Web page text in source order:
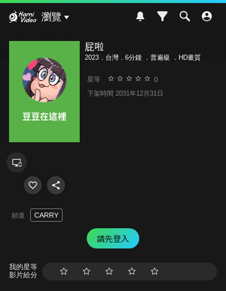
瀏覽
屁啦
2023．台灣．6分鐘 ． 普遍級 ．HD畫質
星等 0
下架時間 2031年12月31日
頻道 CARRY
請先登入
我的星等
影片給分